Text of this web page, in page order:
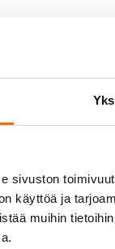
sivuston
käyttöä ja
muihin
minut